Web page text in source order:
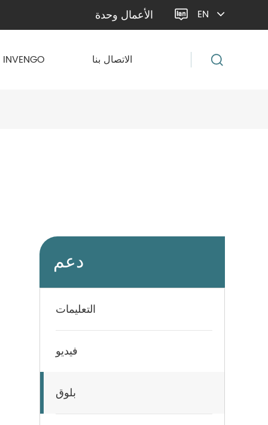
الأعمال وحدة  EN
حول INVENGO الاتصال بنا
دعم
التعليمات
فيديو
بلوق